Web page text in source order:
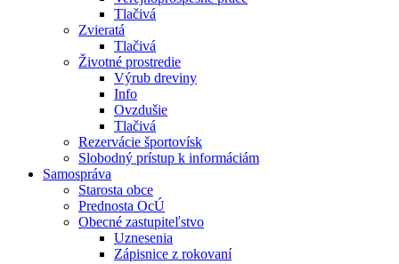
Tlačivá
Zvieratá
Tlačivá
Životné prostredie
Výrub dreviny
Info
Ovzdušie
Tlačivá
Rezervácie športovísk
Slobodný prístup k informáciám
Samospráva
Starosta obce
Prednosta OcÚ
Obecné zastupiteľstvo
Uznesenia
Zápisnice z rokovaní